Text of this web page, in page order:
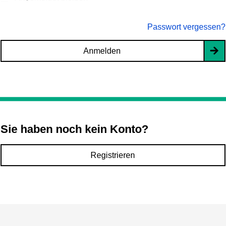
Passwort vergessen?
Anmelden
Sie haben noch kein Konto?
Registrieren